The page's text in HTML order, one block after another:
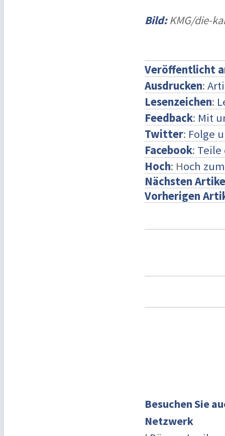
Bild:KMG/die-
Veröffentlicht
Ausdrucken:
Lesenzeichen:
Feedback: Mit
Twitter: Folge
Facebook: Teile
Hoch: Hoch
Nächsten
Vorherigen
Besuchen Sie
Netzwerk